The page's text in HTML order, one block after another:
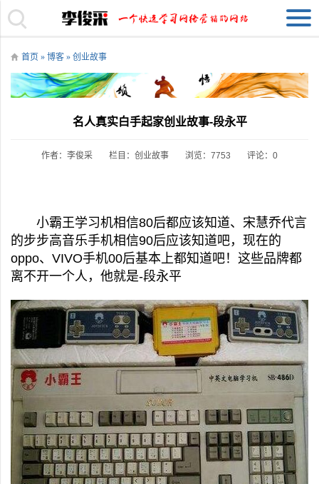
首页 » 博客 » 创业故事
名人真实白手起家创业故事-段永平
作者：李俊采 栏目： 创业故事 浏览：7753 评论：0
小霸王学习机相信80后都应该知道、宋慧乔代言
的步步高音乐手机相信90后应该知道吧，现在的
oppo、VIVO手机00后基本上都知道吧！这些品牌都
离不开一个人，他就是-段永平